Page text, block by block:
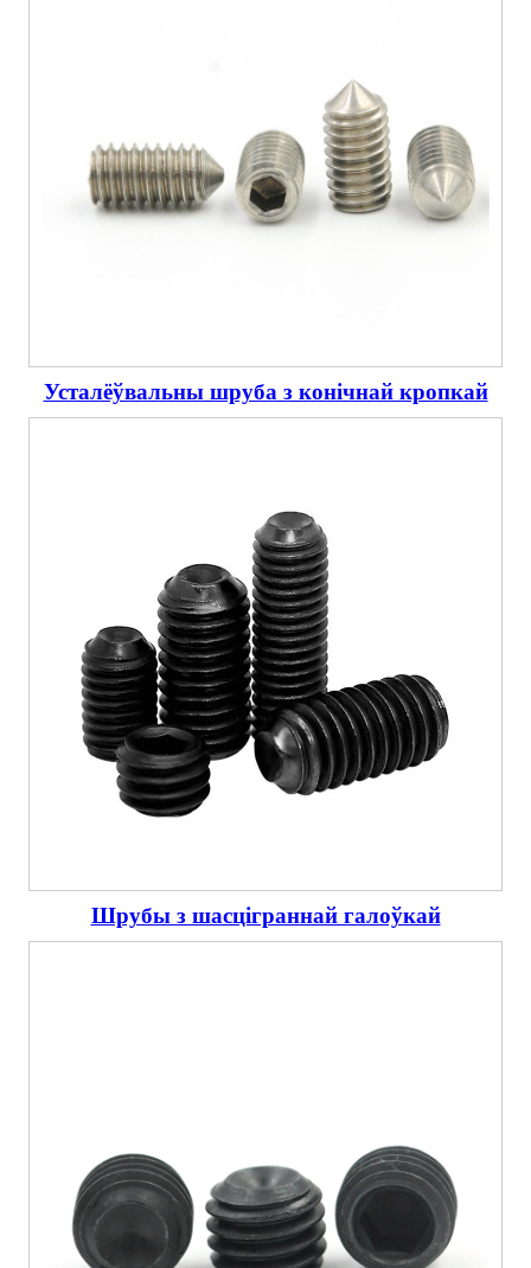
Усталёўвальны шруба з конічнай кропкай
Шрубы з шасціграннай галоўкай